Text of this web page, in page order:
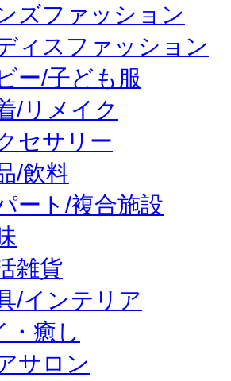
ズファッション
ィスファッション
ー/子ども服
/リメイク
セサリー
/飲料
ート/複合施設
雑貨
/インテリア
・癒し
サロン